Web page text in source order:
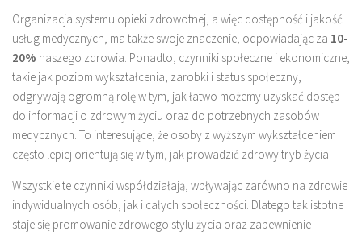
Organizacja systemu opieki zdrowotnej, a więc dostępność i jakość
usług medycznych, ma także swoje znaczenie, odpowiadając za 10-
20% naszego zdrowia. Ponadto, czynniki społeczne i ekonomiczne,
takie jak poziom wykształcenia, zarobki i status społeczny,
odgrywają ogromną rolę w tym, jak łatwo możemy uzyskać dostęp
do informacji o zdrowym życiu oraz do potrzebnych zasobów
medycznych. To interesujące, że osoby z wyższym wykształceniem
często lepiej orientują się w tym, jak prowadzić zdrowy tryb życia.
Wszystkie te czynniki współdziałają, wpływając zarówno na zdrowie
indywidualnych osób, jak i całych społeczności. Dlatego tak istotne
staje się promowanie zdrowego stylu życia oraz zapewnienie